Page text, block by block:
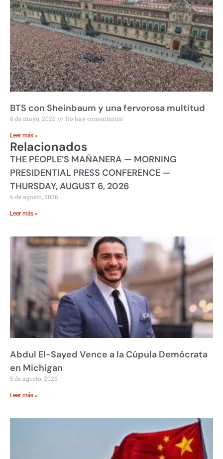
BTS con Sheinbaum y una fervorosa multitud
6 de mayo, 2026 No hay comentarios
Leer más »
Relacionados
THE PEOPLE’S MAÑANERA — MORNING
PRESIDENTIAL PRESS CONFERENCE —
THURSDAY, AUGUST 6, 2026
6 de agosto, 2026
Leer más »
Abdul El-Sayed Vence a la Cúpula Demócrata
en Michigan
5 de agosto, 2026
Leer más »